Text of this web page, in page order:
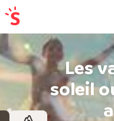
Les
soleil